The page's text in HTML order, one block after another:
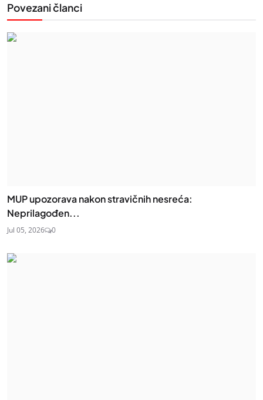
Povezani članci
MUP upozorava nakon stravičnih nesreća:
Neprilagođen...
Jul 05, 2026 0